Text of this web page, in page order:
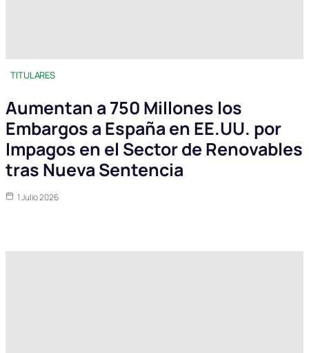
TITULARES
Aumentan a 750 Millones los
Embargos a España en EE.UU. por
Impagos en el Sector de Renovables
tras Nueva Sentencia
1 Julio 2026